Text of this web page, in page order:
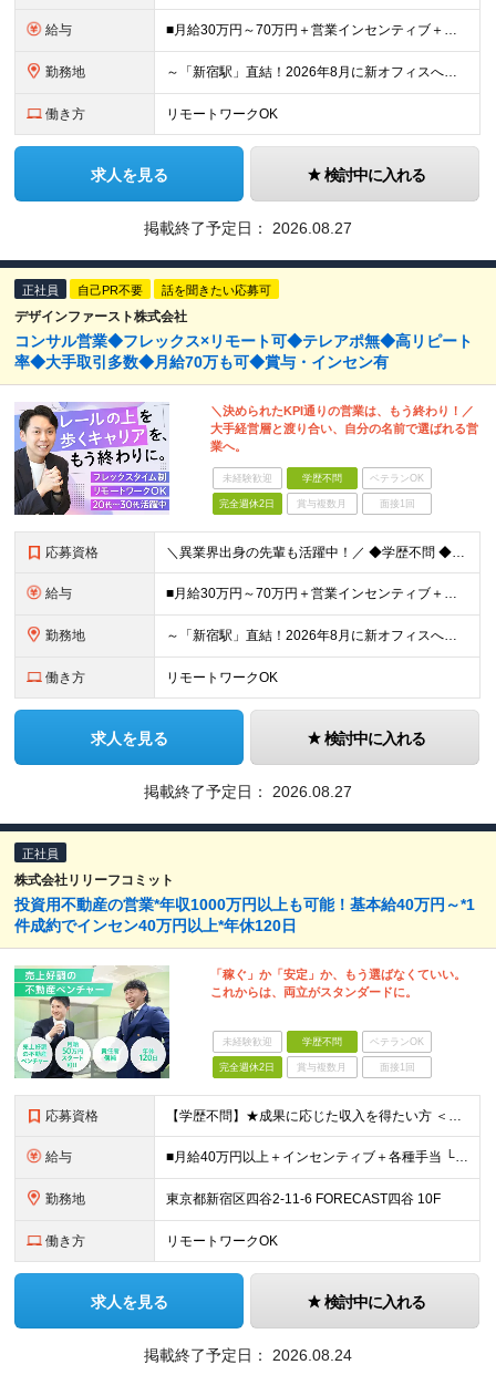
給与 ■月給30万円～70万円＋営業インセンティブ＋業績連動賞与 ※これまでのご経験やスキルを十分に考慮のうえで決定いたします。 ※みなし残業手当などの詳細な条件については面接時にご案内いたします。 ※試
勤務地 ～「新宿駅」直結！2026年8月に新オフィスへ移転予定～ ★WeWork内のワークスペースやカフェスペース、フリードリンクなど利用可 ■リンクスクエア新宿 東京都渋谷区千駄ヶ谷5-27-5 ※(変
働き方 リモートワークOK
求人を見る 検討中に入れる
掲載終了予定日： 2026.08.27
正社員 自己PR不要 話を聞きたい応募可
デザインファースト株式会社
コンサル営業◆フレックス×リモート可◆テレアポ無◆高リピート
率◆大手取引多数◆月給70万も可◆賞与・インセン有
＼決められたKPI通りの営業は、もう終わり！／
大手経営層と渡り合い、自分の名前で選ばれる営
業へ。
未経験歓迎 学歴不問 ベテランOK
完全週休2日 賞与複数月 面接1回
応募資格 ＼異業界出身の先輩も活躍中！／ ◆学歴不問 ◆何らかの営業経験をお持ちの方(個人・法人は不問) ＼以下のような方を歓迎しています／ ・型にはまった営業からコンサルへステップアップしたい方 ・自分の提
給与 ■月給30万円～70万円＋営業インセンティブ＋業績連動賞与 ※これまでのご経験やスキルを十分に考慮のうえで決定いたします。 ※みなし残業手当などの詳細な条件については面接時にご案内いたします。 ※試
勤務地 ～「新宿駅」直結！2026年8月に新オフィスへ移転予定～ ★WeWork内のワークスペースやカフェスペース、フリードリンクなど利用可 ■リンクスクエア新宿 東京都渋谷区千駄ヶ谷5-27-5 ※(変
働き方 リモートワークOK
求人を見る 検討中に入れる
掲載終了予定日： 2026.08.27
正社員
株式会社リリーフコミット
投資用不動産の営業*年収1000万円以上も可能！基本給40万円～*1
件成約でインセン40万円以上*年休120日
「稼ぐ」か「安定」か、もう選ばなくていい。
これからは、両立がスタンダードに。
未経験歓迎 学歴不問 ベテランOK
完全週休2日 賞与複数月 面接1回
応募資格 【学歴不問】★成果に応じた収⼊を得たい⽅ ＜応募条件＞ ◇学歴不問 ◇不動産業界の勤務経験がある方 ＜こんなタイプを歓迎！＞ ◎頑張りが収入に反映される環境で、高収入を目指したい方 ◎先輩のアド
給与 ■⽉給40万円以上＋インセンティブ＋各種⼿当 └インセンティブは1件あたり40万円以上を⽀給 ＼その他、⾼額インセンティブ制度あり︕／ ★TOP賞（年間100万〜、半期50万〜） ★コンテスト達成ボ
勤務地 東京都新宿区四⾕2-11-6 FORECAST四⾕ 10F
働き方 リモートワークOK
求人を見る 検討中に入れる
掲載終了予定日： 2026.08.24